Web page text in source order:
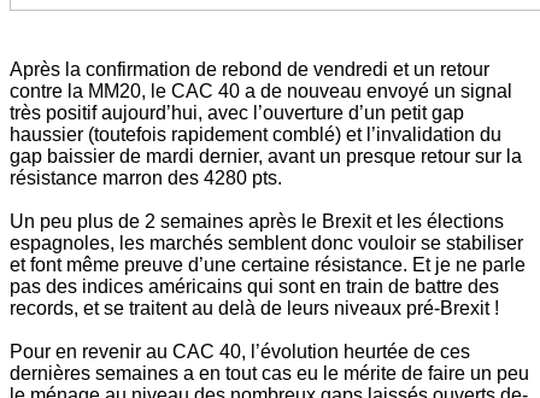
Après la confirmation de rebond de vendredi et un retour
contre la MM20, le CAC 40 a de nouveau envoyé un signal
très positif aujourd’hui, avec l’ouverture d’un petit gap
haussier (toutefois rapidement comblé) et l’invalidation du
gap baissier de mardi dernier, avant un presque retour sur la
résistance marron des 4280 pts.
Un peu plus de 2 semaines après le Brexit et les élections
espagnoles, les marchés semblent donc vouloir se stabiliser
et font même preuve d’une certaine résistance. Et je ne parle
pas des indices américains qui sont en train de battre des
records, et se traitent au delà de leurs niveaux pré-Brexit !
Pour en revenir au CAC 40, l’évolution heurtée de ces
dernières semaines a en tout cas eu le mérite de faire un peu